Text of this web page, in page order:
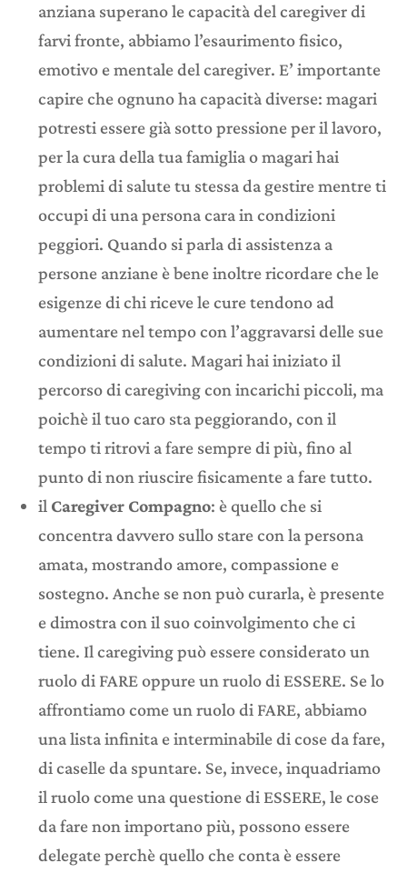
anziana superano le capacità del caregiver di
farvi fronte, abbiamo l’esaurimento fisico,
emotivo e mentale del caregiver. E’ importante
capire che ognuno ha capacità diverse: magari
potresti essere già sotto pressione per il lavoro,
per la cura della tua famiglia o magari hai
problemi di salute tu stessa da gestire mentre ti
occupi di una persona cara in condizioni
peggiori. Quando si parla di assistenza a
persone anziane è bene inoltre ricordare che le
esigenze di chi riceve le cure tendono ad
aumentare nel tempo con l’aggravarsi delle sue
condizioni di salute. Magari hai iniziato il
percorso di caregiving con incarichi piccoli, ma
poichè il tuo caro sta peggiorando, con il
tempo ti ritrovi a fare sempre di più, fino al
punto di non riuscire fisicamente a fare tutto.
il Caregiver Compagno: è quello che si
concentra davvero sullo stare con la persona
amata, mostrando amore, compassione e
sostegno. Anche se non può curarla, è presente
e dimostra con il suo coinvolgimento che ci
tiene. Il caregiving può essere considerato un
ruolo di FARE oppure un ruolo di ESSERE. Se lo
affrontiamo come un ruolo di FARE, abbiamo
una lista infinita e interminabile di cose da fare,
di caselle da spuntare. Se, invece, inquadriamo
il ruolo come una questione di ESSERE, le cose
da fare non importano più, possono essere
delegate perchè quello che conta è essere